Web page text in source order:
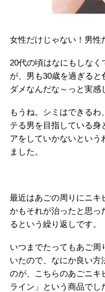
女性だけじゃない！男性
20代の頃はなにもしな
が、男も30歳を過ぎる
ダメなんだな～っと実感
もうね。シミはできる
テる男を目指している身
アをしていかないという
ました。
最近はあごの周りにニキ
かもそれが治ったと思っ
るという繰り返しです。
いつまでたってもあご周
いたので、なにか良い方
のが、こちらのあごニキ
ライン」という商品でし